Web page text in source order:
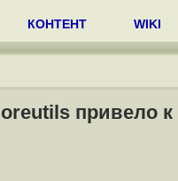
КОНТЕНТ WIKI
привело